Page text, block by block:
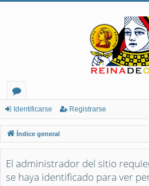
or
os
Identificarse Registrarse
Índice general
El administrador del sitio
se haya identificado para ver